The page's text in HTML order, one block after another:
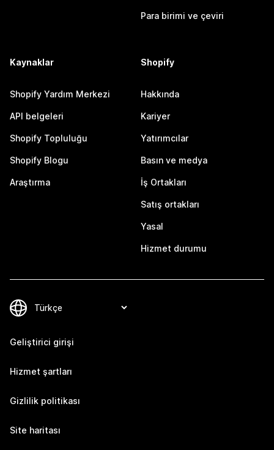
Para birimi ve çeviri
Kaynaklar
Shopify Yardım Merkezi
API belgeleri
Shopify Topluluğu
Shopify Blogu
Araştırma
Shopify
Hakkında
Kariyer
Yatırımcılar
Basın ve medya
İş Ortakları
Satış ortakları
Yasal
Hizmet durumu
Geliştirici girişi
Hizmet şartları
Gizlilik politikası
Site haritası